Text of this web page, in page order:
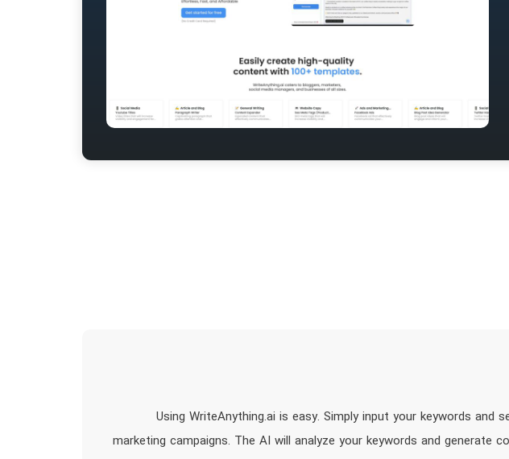
Using WriteAnything.ai is easy. Simply input your keywords
marketing campaigns. The AI will analyze your keywords and